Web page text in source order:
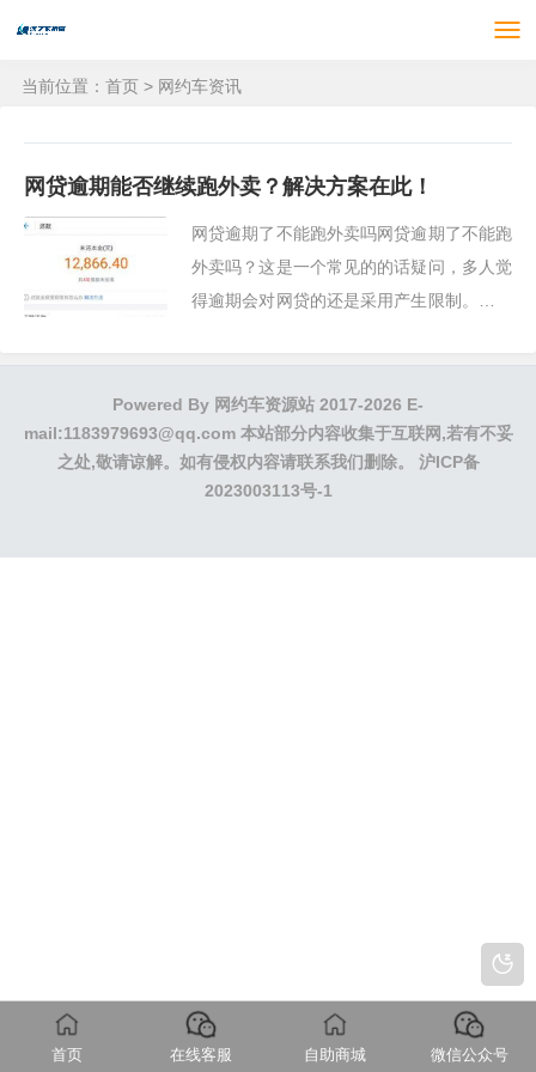
当前位置： 首页 > 网约车资讯
网贷逾期能否继续跑外卖？解决方案在此！
网贷逾期了不能跑外卖吗网贷逾期了不能跑
外卖吗？这是一个常见的的话疑问，多人觉
得逾期会对网贷的还是采用产生限制。实际
Powered By 网约车资源站 2017-2026 E-
mail:1183979693@qq.com 本站部分内容收集于互联网,若有不妥
之处,敬请谅解。如有侵权内容请联系我们删除。 沪ICP备
2023003113号-1
首页 在线客服 自助商城 微信公众号